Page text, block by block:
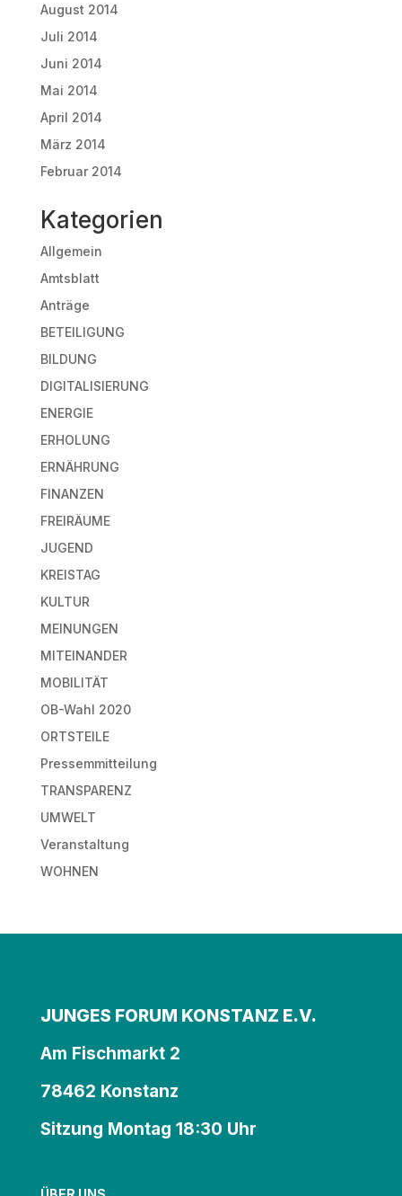
August 2014
Juli 2014
Juni 2014
Mai 2014
April 2014
März 2014
Februar 2014
Kategorien
Allgemein
Amtsblatt
Anträge
BETEILIGUNG
BILDUNG
DIGITALISIERUNG
ENERGIE
ERHOLUNG
ERNÄHRUNG
FINANZEN
FREIRÄUME
JUGEND
KREISTAG
KULTUR
MEINUNGEN
MITEINANDER
MOBILITÄT
OB-Wahl 2020
ORTSTEILE
Pressemmitteilung
TRANSPARENZ
UMWELT
Veranstaltung
WOHNEN
JUNGES FORUM KONSTANZ E.V.
Am Fischmarkt 2
78462 Konstanz
Sitzung Montag 18:30 Uhr